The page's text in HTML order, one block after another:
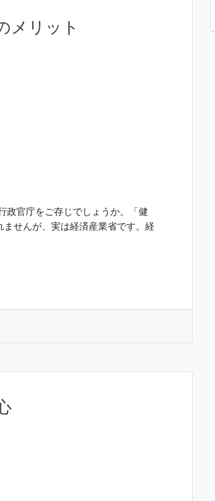
メリット
政官庁をご存じでしょうか。「健
せんが、実は経済産業省です。経